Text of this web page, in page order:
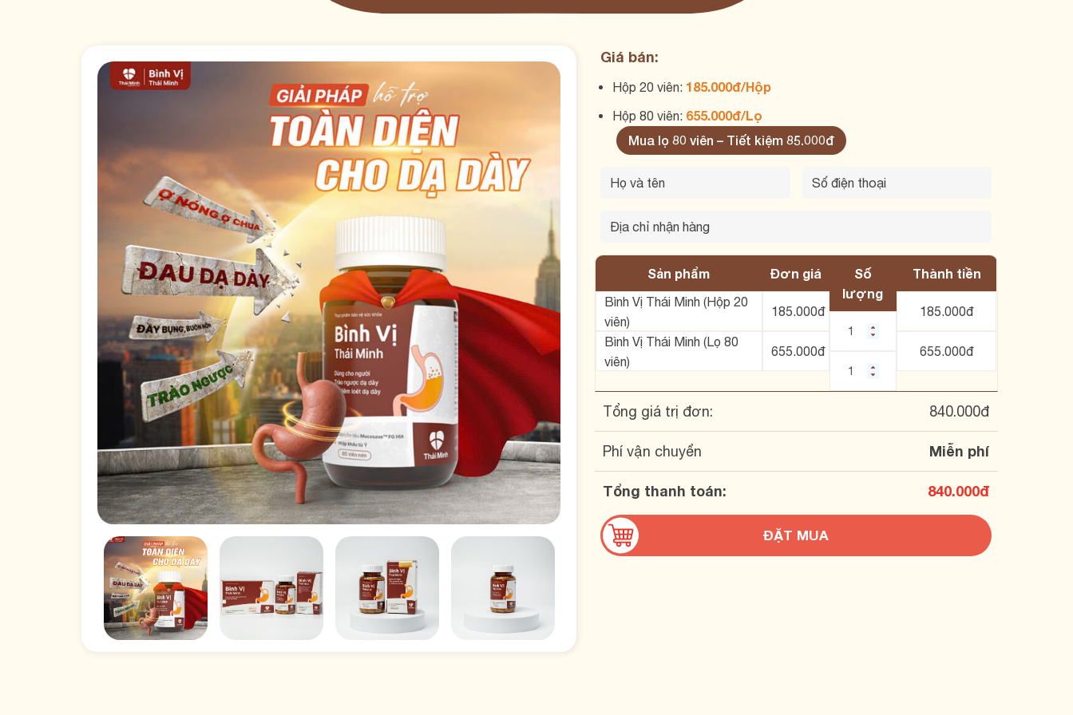
Giá bán:
Hộp 20 viên: 185.000đ/Hộp
Hộp 80 viên: 655.000đ/Lọ
Mua lọ 80 viên – Tiết kiệm 85.000đ
Sản phẩm
Bình Vị Thái Minh (Hộp 20
viên)
Bình Vị Thái Minh (Lọ 80
viên)
Đơn giá
185.000đ
655.000đ
Số
lượng
Thành tiền
185.000đ
655.000đ
Tổng giá trị đơn: 840.000đ
Phí vận chuyển Miễn phí
Tổng thanh toán: 840.000đ